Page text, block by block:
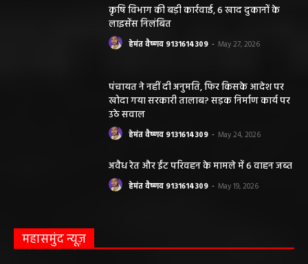
कृषि विभाग की बड़ी कार्रवाई, 6 खाद दुकानों के
लाइसेंस निलंबित
हेमंत वैष्णव 9131614309 - May 27, 2026
पंचायत ने नहीं दी अनुमति, फिर किसके आदेश पर
खोदा गया सरकारी तालाब? सड़क निर्माण कार्य पर
उठे सवाल
हेमंत वैष्णव 9131614309 - May 24, 2026
अवैध रेत और ईंट परिवहन के मामले में 6 वाहन जब्त
हेमंत वैष्णव 9131614309 - May 19, 2026
महासमुंद न्यूज़